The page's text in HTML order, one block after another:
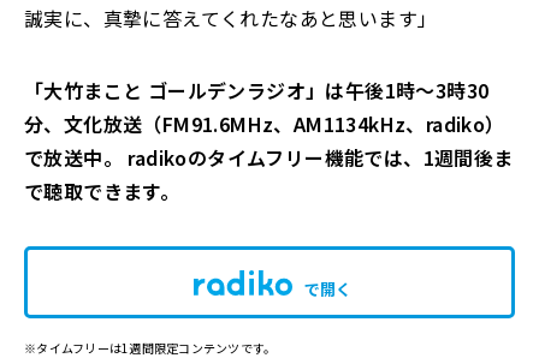
誠実に、真摯に答えてくれたなあと思います」
「大竹まこと ゴールデンラジオ」は午後1時～3時30
分、文化放送（FM91.6MHz、AM1134kHz、radiko）
で放送中。 radikoのタイムフリー機能では、1週間後ま
で聴取できます。
で開く
※タイムフリーは1週間限定コンテンツです。